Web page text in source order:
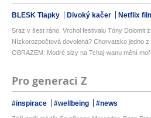
BLESK Tlapky Divoký kačer Netflix
Sraz v šest ráno. Vrchol festivalu Tóny Dolomit
Nízkorozpočtová dovolená? Chorvatsko jedno z
OBRAZEM: Modré slzy na Tchaj-wanu mění
Pro generaci Z
#inspirace #wellbeing #news